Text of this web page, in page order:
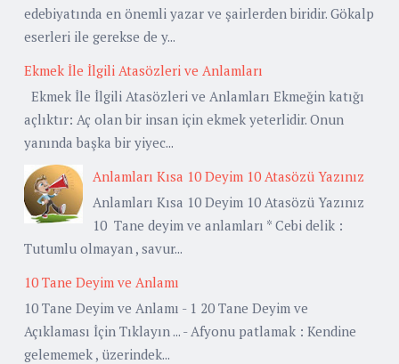
edebiyatında en önemli yazar ve şairlerden biridir. Gökalp
eserleri ile gerekse de y...
Ekmek İle İlgili Atasözleri ve Anlamları
Ekmek İle İlgili Atasözleri ve Anlamları Ekmeğin katığı
açlıktır: Aç olan bir insan için ekmek yeterlidir. Onun
yanında başka bir yiyec...
Anlamları Kısa 10 Deyim 10 Atasözü Yazınız
Anlamları Kısa 10 Deyim 10 Atasözü Yazınız
10 Tane deyim ve anlamları * Cebi delik :
Tutumlu olmayan , savur...
10 Tane Deyim ve Anlamı
10 Tane Deyim ve Anlamı - 1 20 Tane Deyim ve
Açıklaması İçin Tıklayın ... - Afyonu patlamak : Kendine
gelememek , üzerindek...